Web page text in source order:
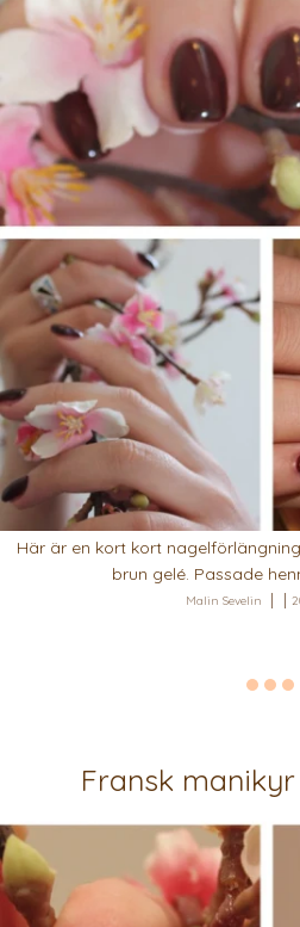
Här är en kort kort
brun gelé. Passade
Malin Sevelin
Fransk